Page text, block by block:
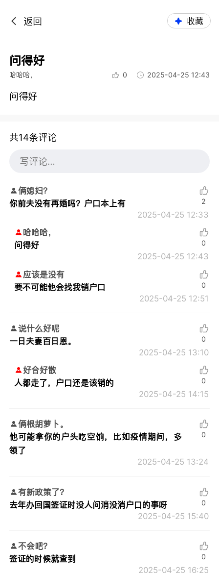
返回 收藏
问得好
哈哈哈， 0 2025-04-25 12:43
问得好
共14条评论
俩媳妇？
你前夫没有再婚吗？户口本上有
2025-04-25 12:33
2
哈哈哈，
问得好
2025-04-25 12:43
0
应该是没有
要不可能他会找我销户口
2025-04-25 12:51
0
说什么好呢
一日夫妻百日恩。
2025-04-25 13:10
0
好合好散
人都走了，户口还是该销的
2025-04-25 14:15
0
俩根胡萝卜。
他可能拿你的户头吃空饷，比如疫情期间，多
领了
2025-04-25 13:24
0
有新政策了？
去年办回国签证时没人问消没消户口的事呀
2025-04-25 15:40
0
不会吧？
签证的时候就查到
2025-04-25 16:25
0